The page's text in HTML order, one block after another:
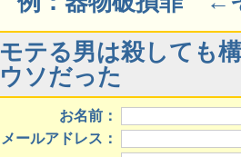
モテる男は殺しても
ウソだった
お名前：
メールアドレス：